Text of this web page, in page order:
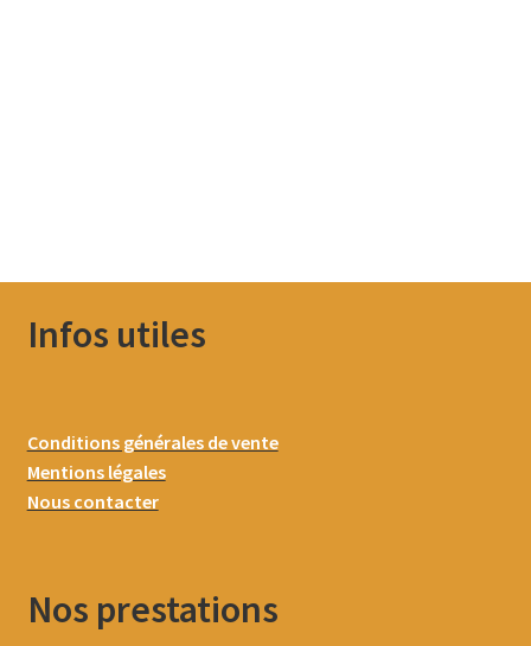
Infos utiles
Conditions générales de vente
Mentions légales
Nous contacter
Nos prestations